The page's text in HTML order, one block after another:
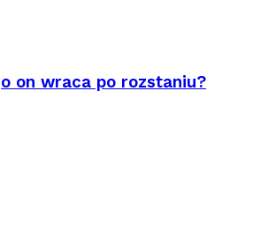
on wraca po rozstaniu?